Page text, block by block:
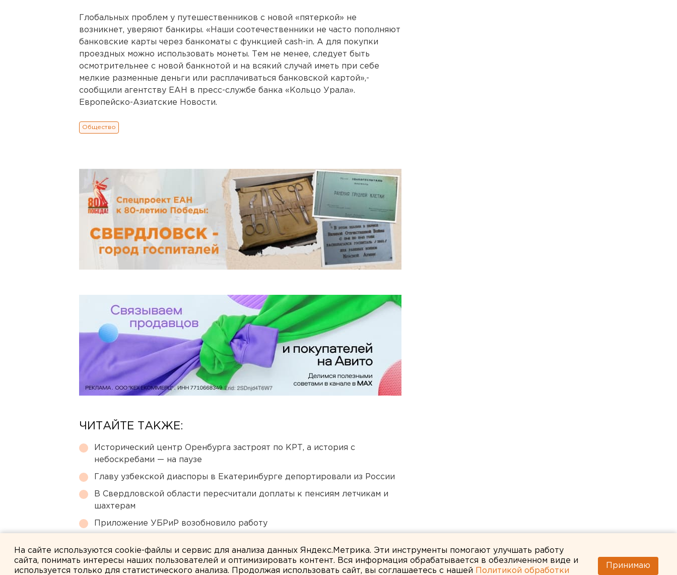
Глобальных проблем у путешественников с новой «пятеркой» не
возникнет, уверяют банкиры. «Наши соотечественники не часто пополняют
банковские карты через банкоматы с функцией cash-in. А для покупки
проездных можно использовать монеты. Тем не менее, следует быть
осмотрительнее с новой банкнотой и на всякий случай иметь при себе
мелкие разменные деньги или расплачиваться банковской картой»,-
сообщили агентству ЕАН в пресс-службе банка «Кольцо Урала».
Европейско-Азиатские Новости.
Общество
ЧИТАЙТЕ ТАКЖЕ:
Исторический центр Оренбурга застроят по КРТ, а история с
небоскребами — на паузе
Главу узбекской диаспоры в Екатеринбурге депортировали из России
В Свердловской области пересчитали доплаты к пенсиям летчикам и
шахтерам
Приложение УБРиР возобновило работу
На сайте используются cookie-файлы и сервис для анализа данных Яндекс.Метрика. Эти инструменты помогают улучшать работу
сайта, понимать интересы наших пользователей и оптимизировать контент. Вся информация обрабатывается в обезличенном виде и
используется только для статистического анализа. Продолжая использовать сайт, вы соглашаетесь с нашей
Политикой обработки
Принимаю